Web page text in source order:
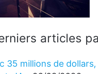
articles
35 millions de